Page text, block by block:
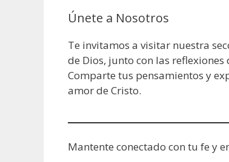
Únete a Nosotros
Te invitamos a visitar nuestra
de Dios, junto con las
Comparte tus pensamientos y
amor de Cristo.
Mantente conectado con tu fe y